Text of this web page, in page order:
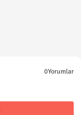
0Yorumlar